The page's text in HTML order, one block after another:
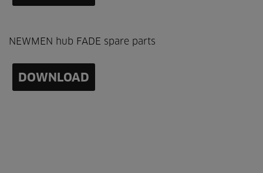
NEWMEN hub FADE spare parts
DOWNLOAD